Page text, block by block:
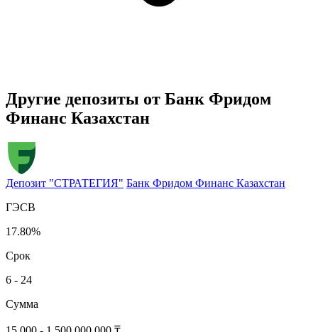
Другие депозиты от Банк Фридом
Финанс Казахстан
Депозит "СТРАТЕГИЯ" Банк Фридом Финанс Казахстан
ГЭСВ
17.80%
Срок
6 - 24
Сумма